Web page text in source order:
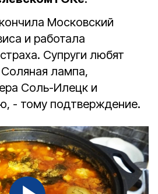
Московский
и работала
Супруги любят
лампа,
Соль-Илецк и
- тому подтверждение.